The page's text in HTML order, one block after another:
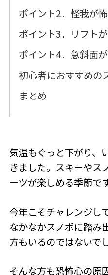
ポイント2．怪我が
ポイント3．リフト
ポイント4．急斜面
初心者におすすめの
まとめ
気温もぐっと下がり、
きました。スキーやス
ーツが楽しめる季節です
今年こそチャレンジし
なかなかスノボに踏み
方もいるのではないで
そんな方も恐怖心の原